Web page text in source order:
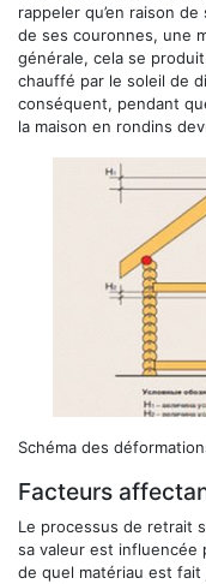
rappeler qu’en raison
de ses couronnes, une
générale, cela se
chauffé par le soleil de
conséquent, pendant
la maison en rondins
Schéma des
Facteurs
Le processus de retrait
sa valeur est influencée
de quel matériau est